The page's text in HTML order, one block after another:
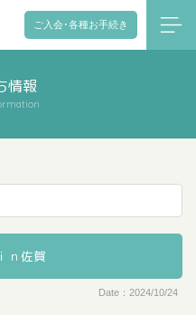
ご入会･各種お手続き
情報
ｎ佐賀
Date：2024/10/24